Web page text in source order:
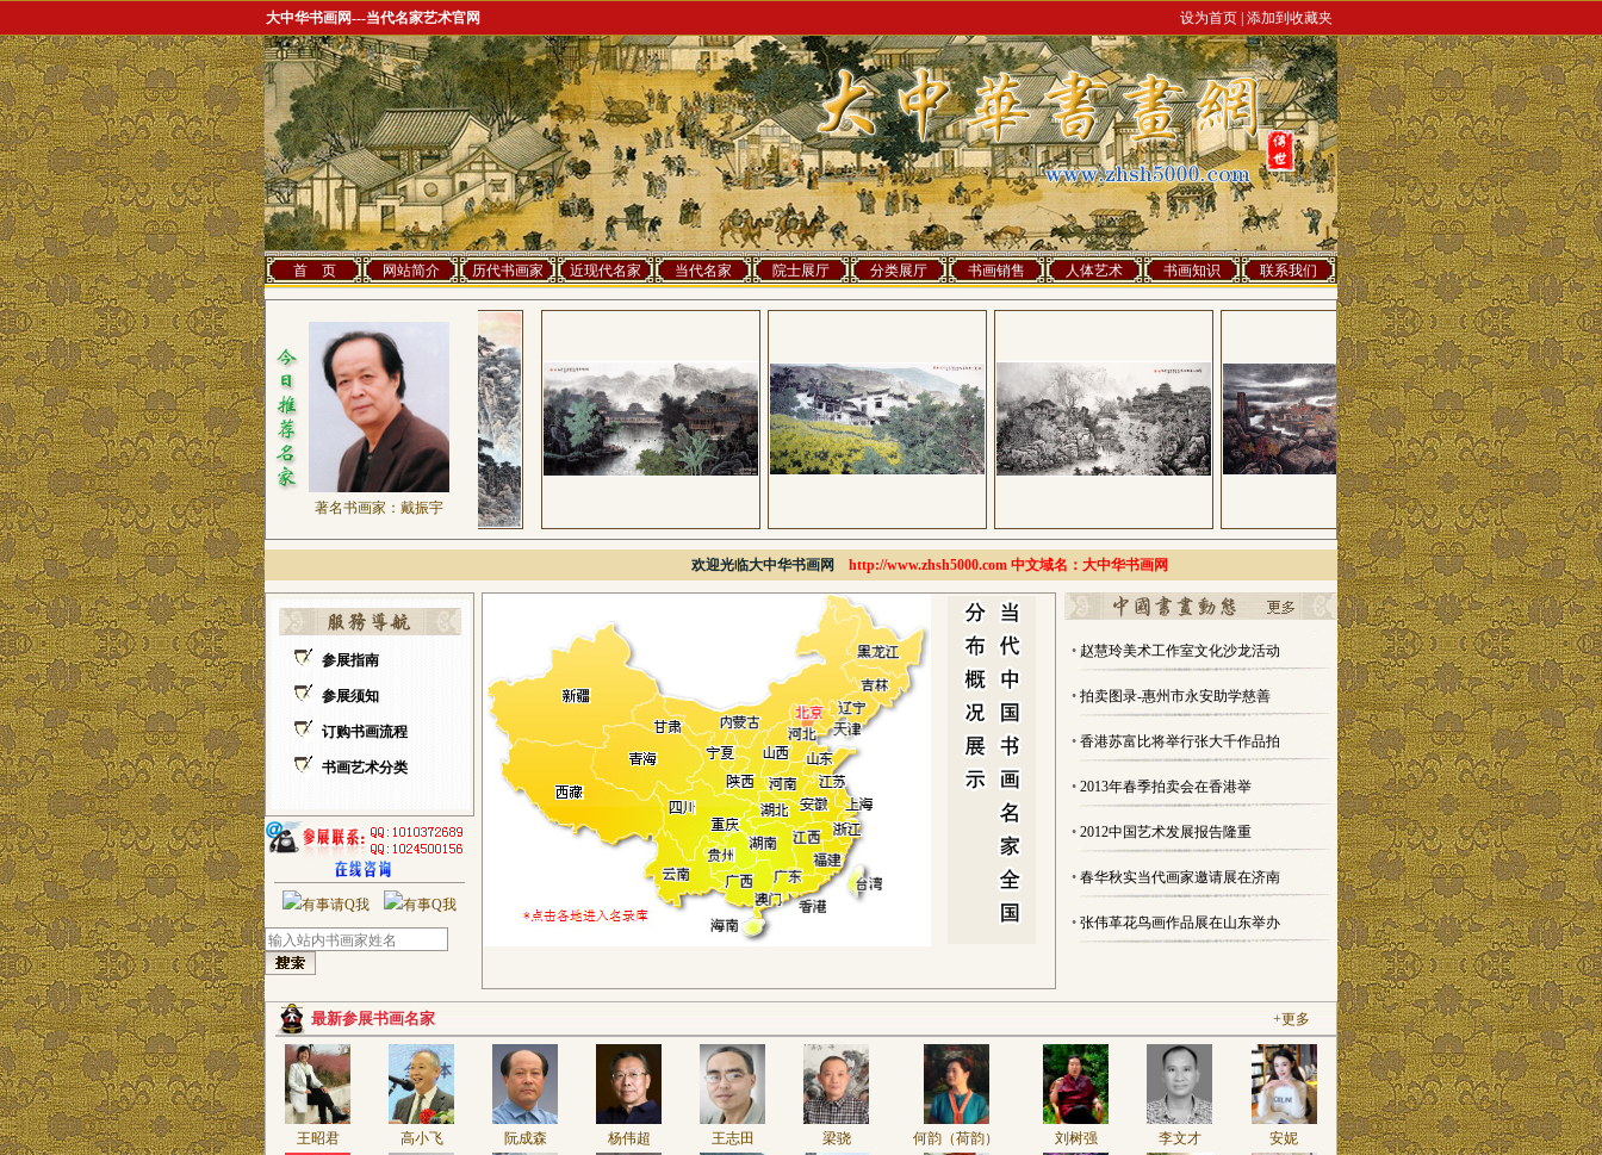
大中华书画网---当代名家艺术官网 设为首页 | 添加到收藏夹
首 页 网站简介 历代书画家 近现代名家 当代名家 院士展厅 分类展厅 书画销售 人体艺术 书画知识 联系我们
著名书画家： 戴振宇
欢迎光临大中华书画网 http://www.zhsh5000.com 中文域名：大中华书画网
参展指南
参展须知
订购书画流程
书画艺术分类
• 赵慧玲美术工作室文化沙龙活动
• 拍卖图录-惠州市永安助学慈善
• 香港苏富比将举行张大千作品拍
• 2013年春季拍卖会在香港举
• 2012中国艺术发展报告隆重
• 春华秋实当代画家邀请展在济南
• 张伟革花鸟画作品展在山东举办
最新参展书画名家 +更多
王昭君 高小飞 阮成森 杨伟超 王志田 梁骁 何韵（荷韵） 刘树强 李文才 安妮